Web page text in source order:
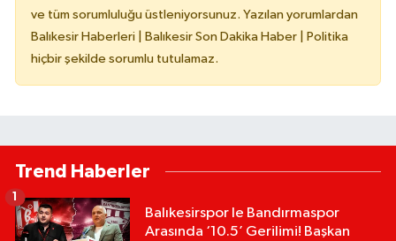
ve tüm sorumluluğu üstleniyorsunuz. Yazılan yorumlardan
Balıkesir Haberleri | Balıkesir Son Dakika Haber | Politika
hiçbir şekilde sorumlu tutulamaz.
Trend Haberler
Balıkesirspor le Bandırmaspor
Arasında ‘10.5’ Gerilimi! Başkan
1